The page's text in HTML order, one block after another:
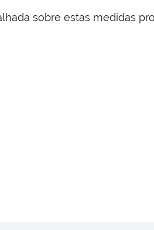
sobre estas medidas